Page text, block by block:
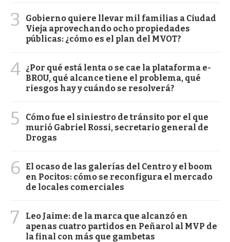
3
Gobierno quiere llevar mil familias a Ciudad
Vieja aprovechando ocho propiedades
públicas: ¿cómo es el plan del MVOT?
4 ¿Por qué está lenta o se cae la plataforma e-
BROU, qué alcance tiene el problema, qué
riesgos hay y cuándo se resolverá?
5
Cómo fue el siniestro de tránsito por el que
murió Gabriel Rossi, secretario general de
Drogas
6
El ocaso de las galerías del Centro y el boom
en Pocitos: cómo se reconfigura el mercado
de locales comerciales
7
Leo Jaime: de la marca que alcanzó en
apenas cuatro partidos en Peñarol al MVP de
la final con más que gambetas